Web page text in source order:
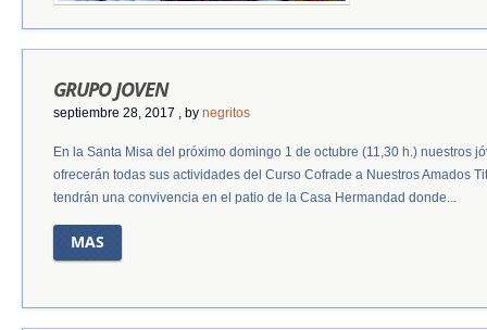
GRUPO JOVEN
septiembre 28, 2017 , by negritos
En la Santa Misa del próximo domingo 1 de octubre (11,30 h.) nuestros
ofrecerán todas sus actividades del Curso Cofrade a Nuestros Amados
tendrán una convivencia en el patio de la Casa Hermandad donde...
MAS